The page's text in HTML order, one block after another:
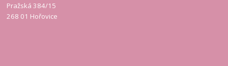
Pražská 384/15
268 01 Hořovice